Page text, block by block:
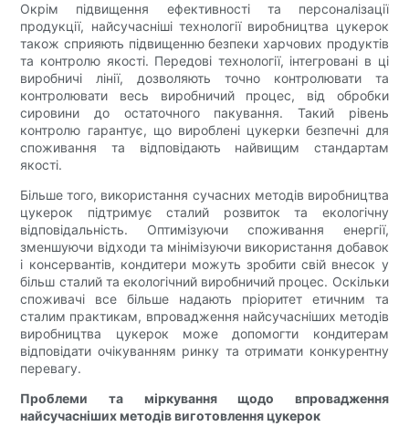
Окрім підвищення ефективності та персоналізації
продукції, найсучасніші технології виробництва цукерок
також сприяють підвищенню безпеки харчових продуктів
та контролю якості. Передові технології, інтегровані в ці
виробничі лінії, дозволяють точно контролювати та
контролювати весь виробничий процес, від обробки
сировини до остаточного пакування. Такий рівень
контролю гарантує, що вироблені цукерки безпечні для
споживання та відповідають найвищим стандартам
якості.
Більше того, використання сучасних методів виробництва
цукерок підтримує сталий розвиток та екологічну
відповідальність. Оптимізуючи споживання енергії,
зменшуючи відходи та мінімізуючи використання добавок
і консервантів, кондитери можуть зробити свій внесок у
більш сталий та екологічний виробничий процес. Оскільки
споживачі все більше надають пріоритет етичним та
сталим практикам, впровадження найсучасніших методів
виробництва цукерок може допомогти кондитерам
відповідати очікуванням ринку та отримати конкурентну
перевагу.
Проблеми та міркування щодо впровадження
найсучасніших методів виготовлення цукерок